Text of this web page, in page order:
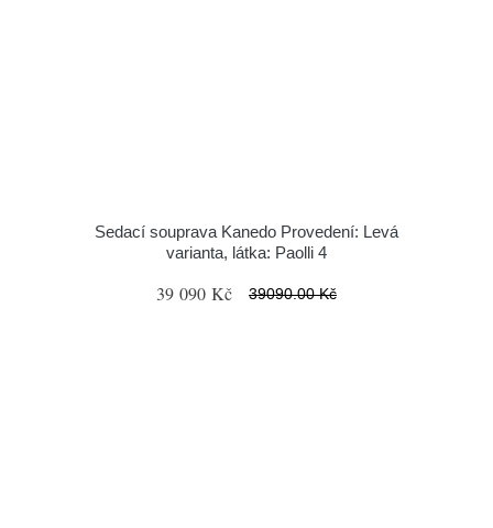
Sedací souprava Kanedo Provedení: Levá
varianta, látka: Paolli 4
39 090 Kč 39090.00 Kč